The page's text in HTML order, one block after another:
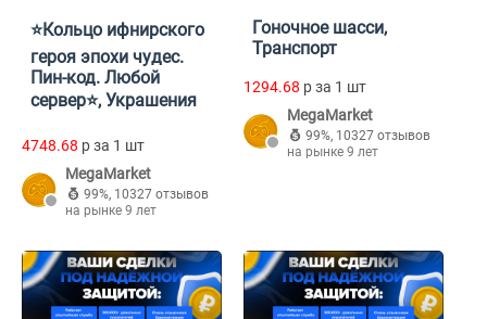
⭐Кольцо ифнирского
героя эпохи чудес.
Пин-код. Любой
сервер⭐, Украшения
4748.68 p за 1 шт
MegaMarket
99%, 10327 отзывов
на рынке 9 лет
Гоночное шасси,
Транспорт
1294.68 p за 1 шт
MegaMarket
99%, 10327 отзывов
на рынке 9 лет